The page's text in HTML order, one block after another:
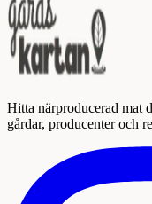
Hitta närproducerad mat
gårdar, producenter och